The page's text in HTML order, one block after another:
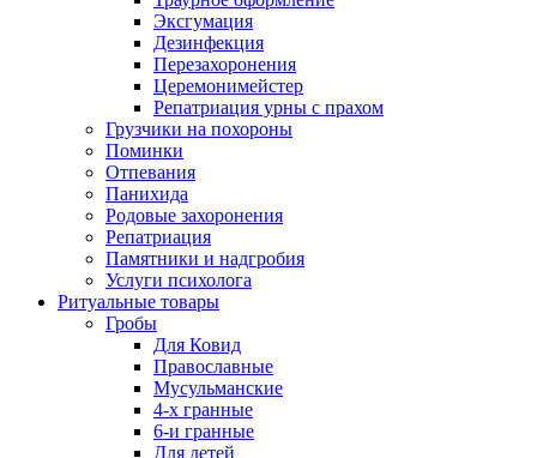
Эксгумация
Дезинфекция
Перезахоронения
Церемонимейстер
Репатриация урны с прахом
Грузчики на похороны
Поминки
Отпевания
Панихида
Родовые захоронения
Репатриация
Памятники и надгробия
Услуги психолога
Ритуальные товары
Гробы
Для Ковид
Православные
Мусульманские
4-х гранные
6-и гранные
Для детей